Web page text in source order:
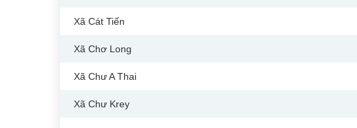
Xã Cát Tiến
Xã Chơ Long
Xã Chư A Thai
Xã Chư Krey